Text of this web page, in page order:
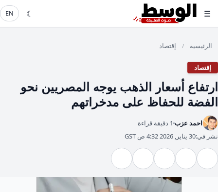
☰
☾
EN
الرئيسية / إقتصاد
إقتصاد
ارتفاع أسعار الذهب يوجه المصريين نحو
الفضة للحفاظ على مدخراتهم
احمد عزب 1 دقيقة قراءة
نشر في:30 يناير, 2026 4:32 ص GST